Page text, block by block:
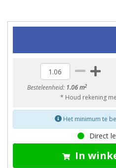
Besteleenheid: 1.06 m2
* Houd rekening
Het minimum te
Direct
In